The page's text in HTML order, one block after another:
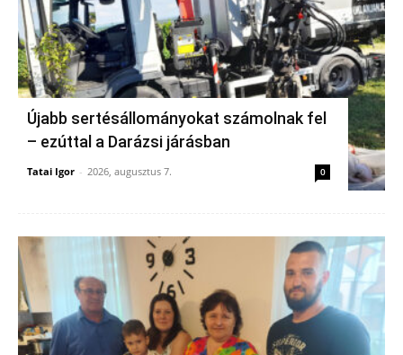
Újabb sertésállományokat számolnak fel
– ezúttal a Darázsi járásban
Tatai Igor - 2026, augusztus 7. 0